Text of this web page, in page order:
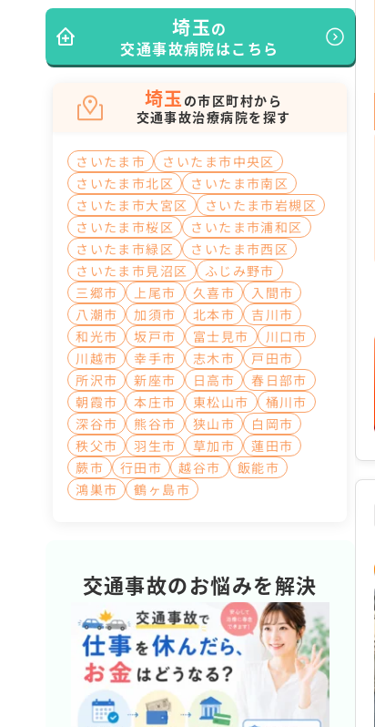
埼玉の
交通事故病院はこちら
埼玉 の市区町村から
交通事故治療病院を探す
さいたま市
さいたま市中央区
さいたま市北区
さいたま市南区
さいたま市大宮区
さいたま市岩槻区
さいたま市桜区
さいたま市浦和区
さいたま市緑区
さいたま市西区
さいたま市見沼区
ふじみ野市
三郷市
上尾市 久喜市
入間市
八潮市
加須市 北本市
吉川市
和光市
坂戸市 富士見市
川口市
川越市
幸手市 志木市
戸田市
所沢市
新座市 日高市
春日部市
朝霞市
本庄市 東松山市
桶川市
深谷市
熊谷市 狭山市
白岡市
秩父市
羽生市 草加市
蓮田市
蕨市
行田市 越谷市
飯能市
鴻巣市
鶴ヶ島市
交通事故のお悩みを解決